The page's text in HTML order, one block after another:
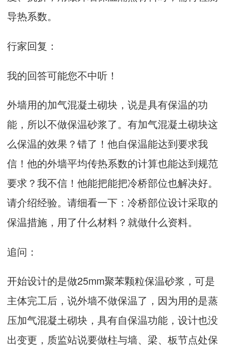
导热系数。
行家回复：
我的回答可能您不中听！
外墙用的加气混凝土砌块，说是具有保温的功
能，所以不做保温砂浆了。有加气混凝土砌块这
么保温的效果？错了！他自保温能达到要求我
信！他的外墙平均传热系数的计算也能达到规范
要求？我不信！他能把能把冷桥部位也解决好。
请介绍经验。请细看一下：冷桥部位设计采取的
保温措施，用了什么材料？就做什么资料。
追问：
开始设计的是做25mm聚苯颗粒保温砂浆，可是
主体完工后，说外墙不做保温了，因为用的是蒸
压加气混凝土砌块，具有自保温功能，设计也没
出变更，质监站说要做柱与墙、梁、板节点处保